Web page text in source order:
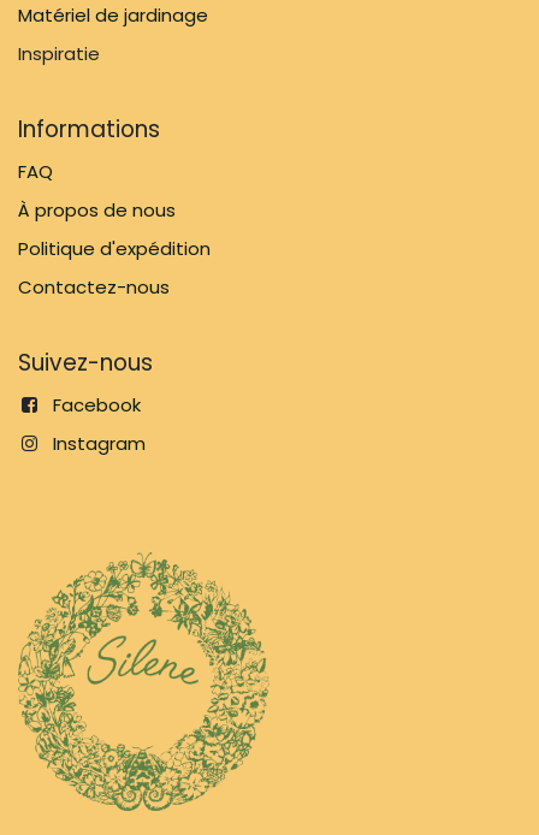
Matériel de jardinage
Inspiratie
Informations
FAQ
À propos de nous
Politique d'expédition
Contactez-nous
Suivez-nous
Facebook
Instagram